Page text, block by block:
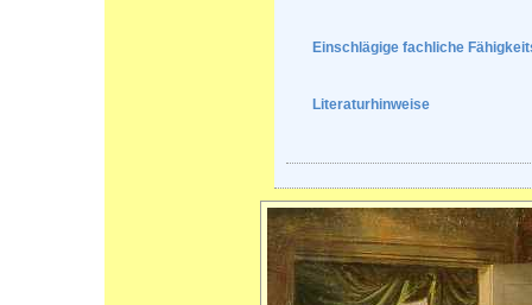
Einschlägige fachliche
Literaturhinweise